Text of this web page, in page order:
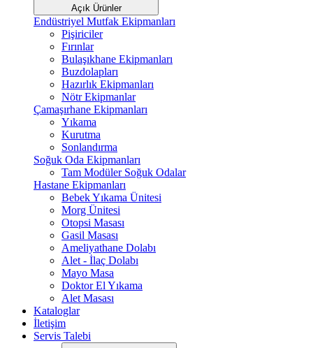
Açık Ürünler
Endüstriyel Mutfak Ekipmanları
Pişiriciler
Fırınlar
Bulaşıkhane Ekipmanları
Buzdolapları
Hazırlık Ekipmanları
Nötr Ekipmanlar
Çamaşırhane Ekipmanları
Yıkama
Kurutma
Sonlandırma
Soğuk Oda Ekipmanları
Tam Modüler Soğuk Odalar
Hastane Ekipmanları
Bebek Yıkama Ünitesi
Morg Ünitesi
Otopsi Masası
Gasil Masası
Ameliyathane Dolabı
Alet - İlaç Dolabı
Mayo Masa
Doktor El Yıkama
Alet Masası
Kataloglar
İletişim
Servis Talebi